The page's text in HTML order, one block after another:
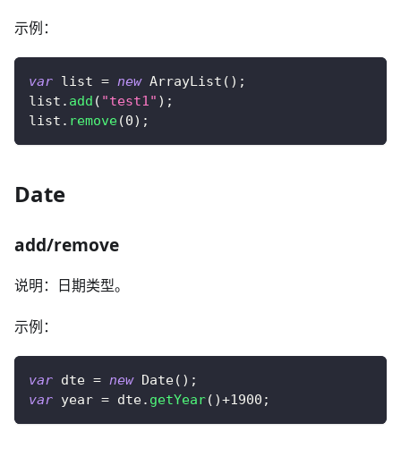
示例：
var list = new ArrayList ( ) ;
list . add ( "test1" ) ;
list . remove(0) ;
Date
add/remove
说明：日期类型。
示例：
var dte = new Date( ) ;
var year = dte. getYear( )+1900 ;